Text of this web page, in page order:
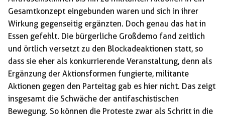
Gesamtkonzept eingebunden waren und sich in ihrer
Wirkung gegenseitig ergänzten. Doch genau das hat in
Essen gefehlt. Die bürgerliche Großdemo fand zeitlich
und örtlich versetzt zu den Blockadeaktionen statt, so
dass sie eher als konkurrierende Veranstaltung, denn als
Ergänzung der Aktionsformen fungierte, militante
Aktionen gegen den Parteitag gab es hier nicht. Das zeigt
insgesamt die Schwäche der antifaschistischen
Bewegung. So können die Proteste zwar als Schritt in die